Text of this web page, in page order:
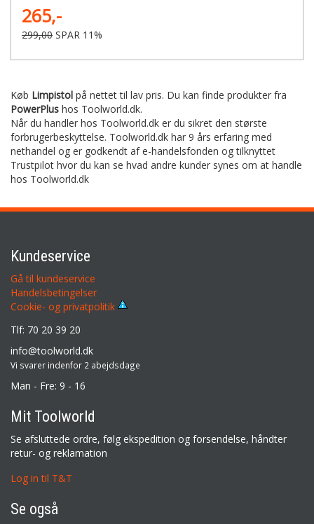
265,-
299,00 SPAR 11%
Køb Limpistol på nettet til lav pris. Du kan finde produkter fra
PowerPlus hos Toolworld.dk.
Når du handler hos Toolworld.dk er du sikret den største
forbrugerbeskyttelse. Toolworld.dk har 9 års erfaring med
nethandel og er godkendt af e-handelsfonden og tilknyttet
Trustpilot hvor du kan se hvad andre kunder synes om at handle
hos Toolworld.dk
Kundeservice
Gå til kundeservice
Handelsbetingelser
Cookie- og privatpolitik
Tlf: 70 20 39 20
info@toolworld.dk
Vi svarer indenfor 2 abejdsdage
Man - Fre: 9 - 16
Mit Toolworld
Se afsluttede ordre, følg ekspedition og forsendelse, håndter
retur- og reklamation
Log in til T&T
Se også